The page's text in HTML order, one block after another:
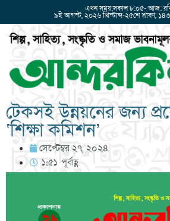
এখন সময়:সকাল ৮:০৫- আজ:
৯ই আগস্ট, ২০২৬ খ্রিস্টাব্দ-২৫শে শ্রাবণ, ১৪৩৩
টেকসই উন্নয়নের জন্য
‘শিক্ষা কমিশন’
সেপ্টেম্বর ২৭, ২০২৪
১:৫১ পূর্বাহ্ণ